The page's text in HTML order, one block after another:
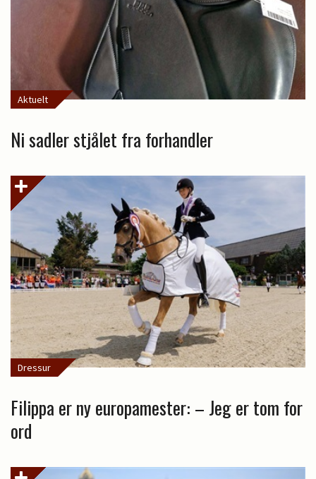
Aktuelt
Ni sadler stjålet fra forhandler
Dressur
Filippa er ny europamester: – Jeg er tom for
ord